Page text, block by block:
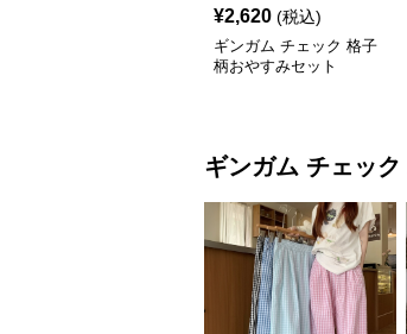
¥2,620 (税込)
ギンガム チェック 格子
柄おやすみセット
ギンガム チェック